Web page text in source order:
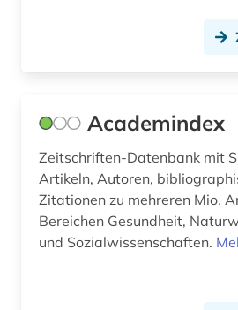
branchenberichte (3)
branchendaten (1)
brancheninformation (1)
branchenprofil (1)
Academindex
Zeitschriften-Datenbank mit
Artikeln, Autoren,
Zitationen zu mehreren Mio.
Bereichen Gesundheit,
und Sozialwissenschaften.